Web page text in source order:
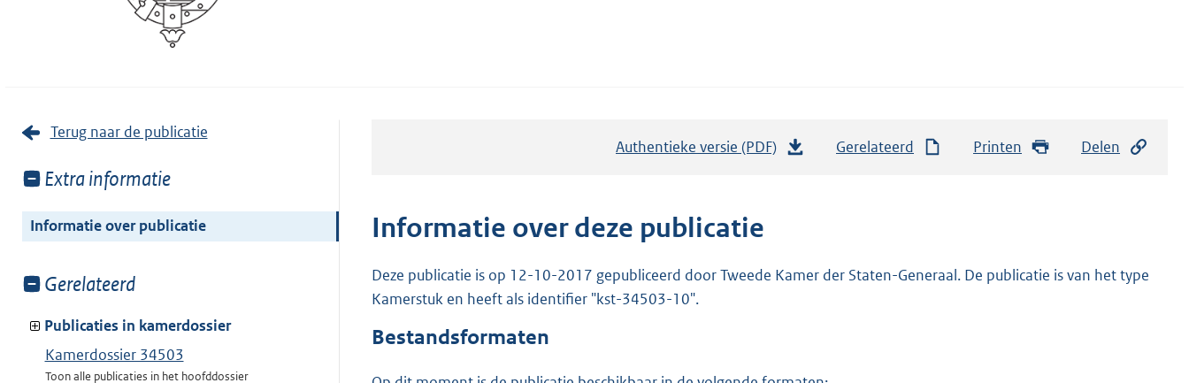
Terug naar de publicatie
Toon
van:
Extra informatie
Informatie over publicatie
Toon
van:
Gerelateerd
Publicaties in kamerdossier
Kamerdossier 34503
Toon alle publicaties in het hoofddossier
Authentieke versie (PDF)
n
Gerelateerd Printen Delen
Informatie over deze publicatie
Deze publicatie is op 12-10-2017 gepubliceerd door Tweede Kamer der Staten-Generaal. De publicatie is van het type
Kamerstuk en heeft als identifier "kst-34503-10".
Bestandsformaten